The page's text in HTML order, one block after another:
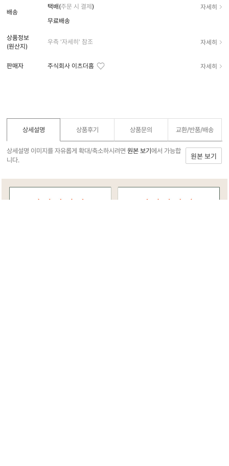
배송
택배(주문 시 결제) 자세히
무료배송
상품정보
(원산지)
우측 '자세히' 참조 자세히
판매자 주식회사 이츠더홈 자세히
상세설명 상품후기 상품문의 교환/반품/배송
상세설명 이미지를 자유롭게 확대/축소하시려면원본 보기에서 가능합
니다.
원본 보기